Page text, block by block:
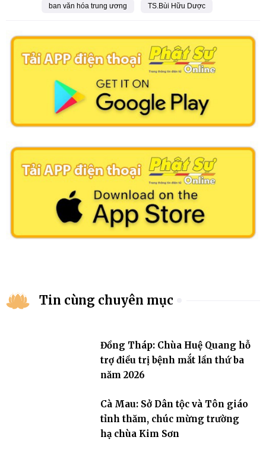
ban văn hóa trung ương TS.Bùi Hữu Dược
Tin cùng chuyên mục
Đồng Tháp: Chùa Huệ Quang hỗ
trợ điều trị bệnh mắt lần thứ ba
năm 2026
Cà Mau: Sở Dân tộc và Tôn giáo
tỉnh thăm, chúc mừng trường
hạ chùa Kim Sơn